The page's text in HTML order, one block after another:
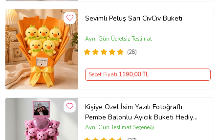
Sevimli Peluş Sarı CivCiv Buketi
(28)
Aynı Gün Ücretsiz Teslimat
Sepet Fiyatı 1190,00 TL
Kişiye Özel İsim Yazılı Fotoğraflı
Pembe Balonlu Ayıcık Buketi Hediye
Kutusunda Arkadaşa Sevgiliye
Hediye
Aynı Gün Teslimat Seçeneği